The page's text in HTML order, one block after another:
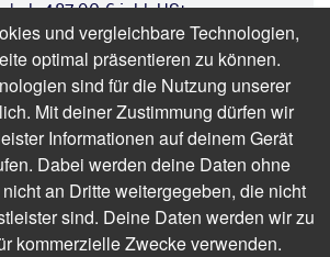
| ab 487,90 € inkl. USt.
USt.)und vergleichbare Technologien,
optimal präsentieren zu können.
sind für die Nutzung unserer
Mit deiner Zustimmung dürfen wir
Informationen auf deinem Gerät
Dabei werden deine Daten ohne
an Dritte weitergegeben, die nicht
sind. Deine Daten werden wir zu
kommerzielle Zwecke verwenden.